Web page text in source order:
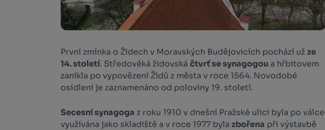
První zmínka o Židech v Moravských Budějovicích pochází už ze
14. století. Středověká židovská čtvrť se synagogou a hřbitovem
zanikla po vypovězení Židů z města v roce 1564. Novodobé
osídlení je zaznamenáno od poloviny 19. století.
Secesní synagoga z roku 1910 v dnešní Pražské ulici byla po válce
využívána jako skladiště a v roce 1977 byla zbořena při výstavbě